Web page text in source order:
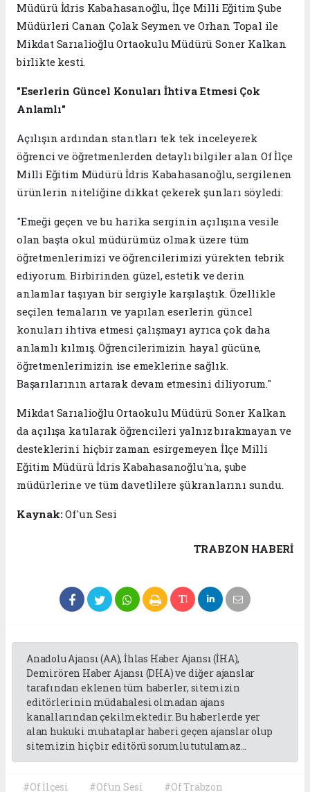
Müdürü İdris Kabahasanoğlu, İlçe Milli Eğitim Şube
Müdürleri Canan Çolak Seymen ve Orhan Topal ile
Mikdat Sarıalioğlu Ortaokulu Müdürü Soner Kalkan
birlikte kesti.
"Eserlerin Güncel Konuları İhtiva Etmesi Çok
Anlamlı"
Açılışın ardından stantları tek tek inceleyerek
öğrenci ve öğretmenlerden detaylı bilgiler alan Of İlçe
Milli Eğitim Müdürü İdris Kabahasanoğlu, sergilenen
ürünlerin niteliğine dikkat çekerek şunları söyledi:
"Emeği geçen ve bu harika serginin açılışına vesile
olan başta okul müdürümüz olmak üzere tüm
öğretmenlerimizi ve öğrencilerimizi yürekten tebrik
ediyorum. Birbirinden güzel, estetik ve derin
anlamlar taşıyan bir sergiyle karşılaştık. Özellikle
seçilen temaların ve yapılan eserlerin güncel
konuları ihtiva etmesi çalışmayı ayrıca çok daha
anlamlı kılmış. Öğrencilerimizin hayal gücüne,
öğretmenlerimizin ise emeklerine sağlık.
Başarılarının artarak devam etmesini diliyorum."
Mikdat Sarıalioğlu Ortaokulu Müdürü Soner Kalkan
da açılışa katılarak öğrencileri yalnız bırakmayan ve
desteklerini hiçbir zaman esirgemeyen İlçe Milli
Eğitim Müdürü İdris Kabahasanoğlu'na, şube
müdürlerine ve tüm davetlilere şükranlarını sundu.
Kaynak:Of'un Sesi
TRABZON HABERİ
Anadolu Ajansı (AA), İhlas Haber Ajansı (İHA),
Demirören Haber Ajansı (DHA) ve diğer ajanslar
tarafından eklenen tüm haberler, sitemizin
editörlerinin müdahalesi olmadan ajans
kanallarından çekilmektedir. Bu haberlerde yer
alan hukuki muhataplar haberi geçen ajanslar olup
sitemizin hiç bir editörü sorumlu tutulamaz...
#Of İlçesi #Of'un Sesi #Of Trabzon